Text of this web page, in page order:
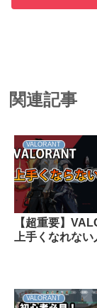
関連記事
VALORANT
【超重要】
上手くなれな
VALORANT